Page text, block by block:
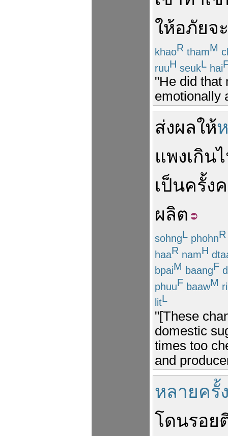
ให้อภัยจะ
khaoR thamM
ruuH seukL hai
"He did that
emotionally
ส่งผลให้
แพงเกิน
เป็นครั้ง
ผลิต
sohngL phohnR
haaR namH
bpaiM baangF
phuuF baawM ri
litL
"[These
domestic
times too
and
หลายครั้
โดนรอย